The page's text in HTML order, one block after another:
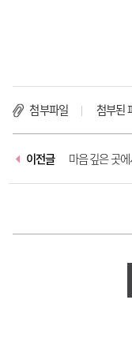
첨부파일 첨부된
이전글 마음 깊은 곳